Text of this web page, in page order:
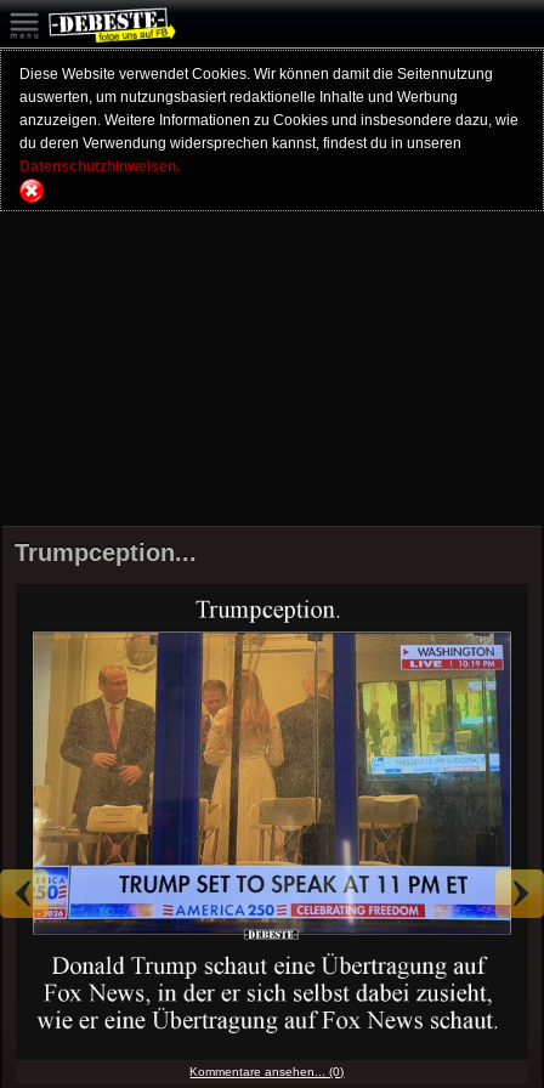
Diese Website verwendet Cookies. Wir können damit die Seitennutzung
auswerten, um nutzungsbasiert redaktionelle Inhalte und Werbung
anzuzeigen. Weitere Informationen zu Cookies und insbesondere dazu, wie
du deren Verwendung widersprechen kannst, findest du in unseren
Datenschutzhinweisen.
Trumpception...
Kommentare ansehen... (0)